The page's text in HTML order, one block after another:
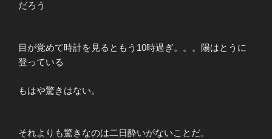
だろう
目が覚めて時計を見るともう10時過ぎ。。。陽はとうに
登っている
もはや驚きはない。
それよりも驚きなのは二日酔いがないことだ。